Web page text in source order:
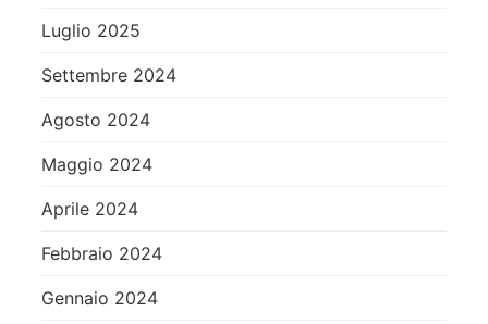
Luglio 2025
Settembre 2024
Agosto 2024
Maggio 2024
Aprile 2024
Febbraio 2024
Gennaio 2024